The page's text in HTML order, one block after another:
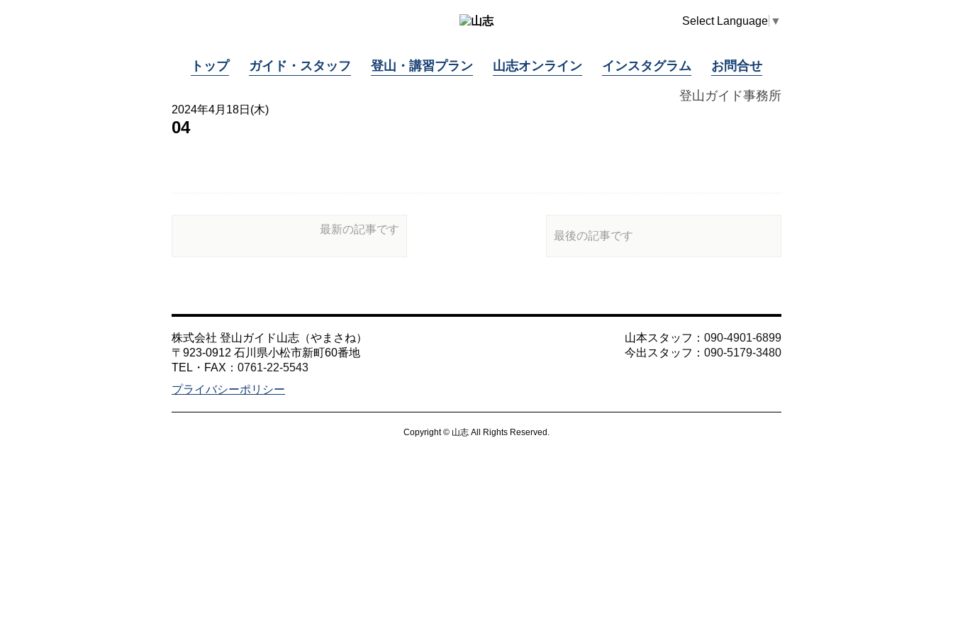
登山ガイド事務所
Select Language ▼
トップ ガイド・スタッフ 登山・講習プラン 山志オンライン インスタグラム お問合せ
2024年4月18日(木)
04
最新の記事です
最後の記事です
株式会社 登山ガイド山志（やまさね）
〒923-0912 石川県小松市新町60番地
TEL・FAX： 0761-22-5543
プライバシーポリシー
山本スタッフ： 090-4901-6899
今出スタッフ： 090-5179-3480
Copyright © 山志 All Rights Reserved.